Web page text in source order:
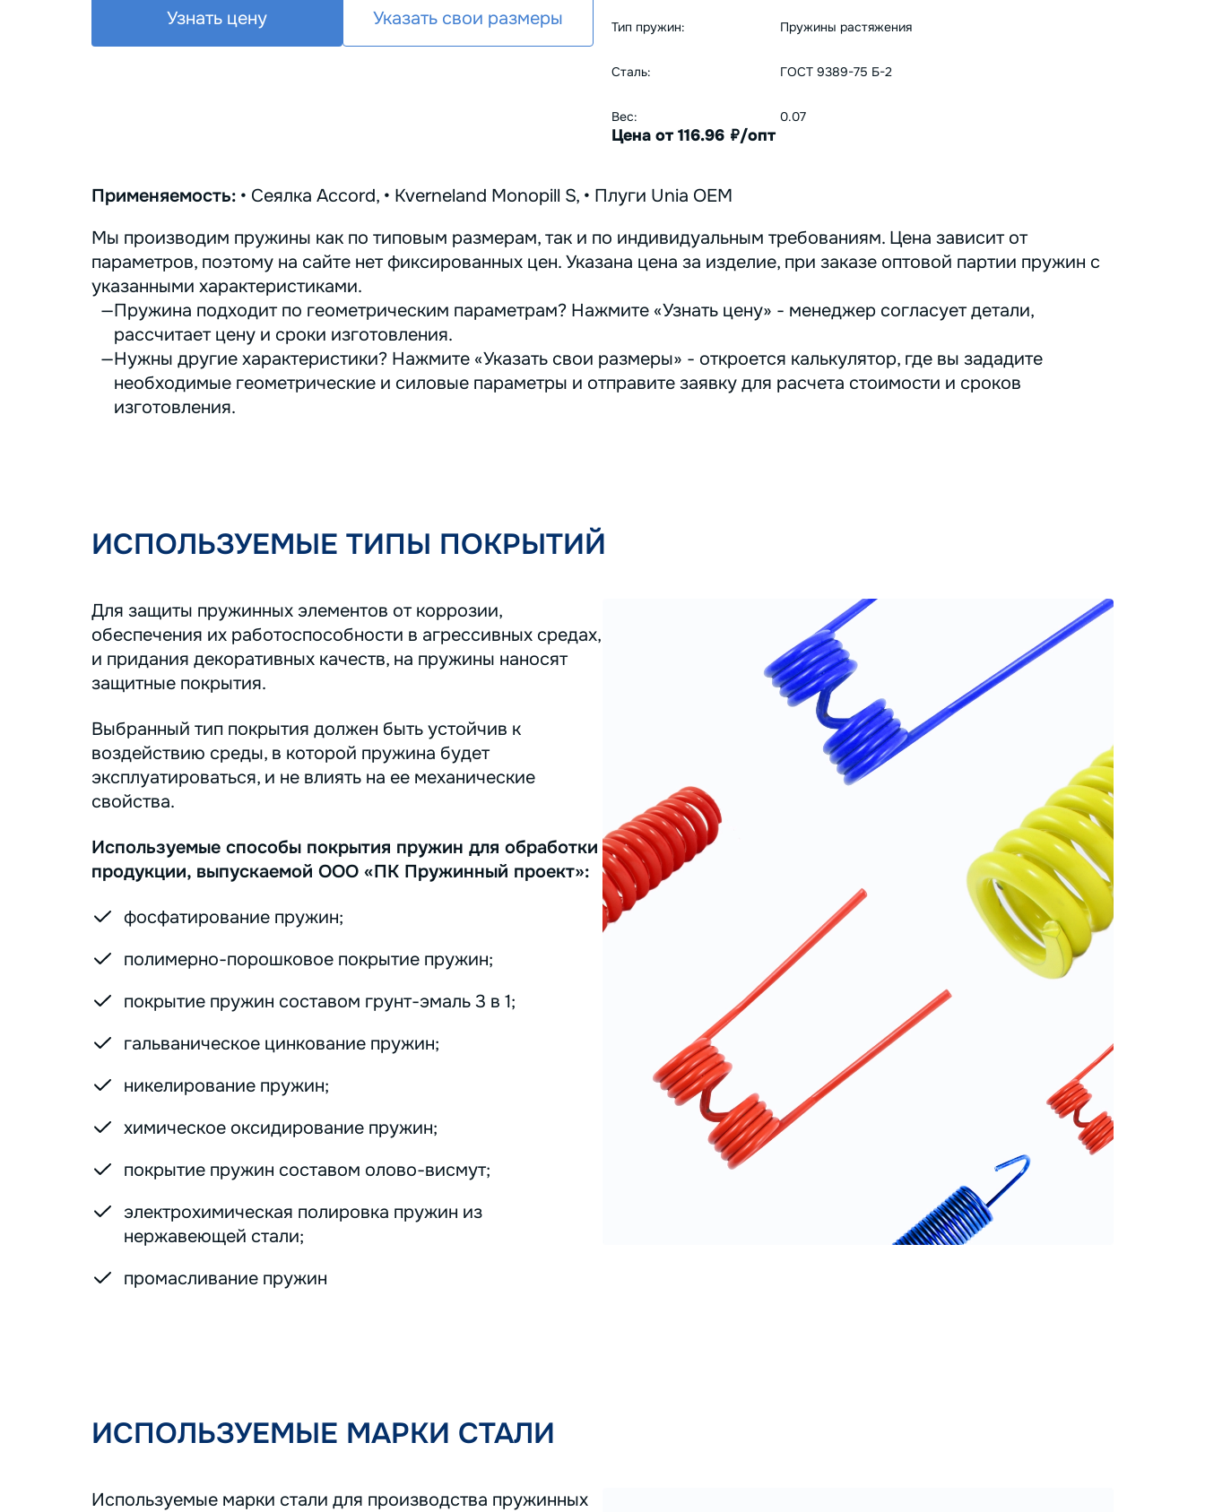
Тип пружин: Пружины растяжения
Сталь: ГОСТ 9389-75 Б-2
Вес: 0.07
Цена от 116.96 руб./опт
Узнать цену Указать свои размеры
Применяемость: • Сеялка Accord, • Kverneland Monopill S, • Плуги Unia OEM
Мы производим пружины как по типовым размерам, так и по индивидуальным требованиям. Цена зависит от
параметров, поэтому на сайте нет фиксированных цен. Указана цена за изделие, при заказе оптовой партии пружин с
указанными характеристиками.
Пружина подходит по геометрическим параметрам? Нажмите «Узнать цену» - менеджер согласует детали,
рассчитает цену и сроки изготовления.
Нужны другие характеристики? Нажмите «Указать свои размеры» - откроется калькулятор, где вы зададите
необходимые геометрические и силовые параметры и отправите заявку для расчета стоимости и сроков
изготовления.
ИСПОЛЬЗУЕМЫЕ ТИПЫ ПОКРЫТИЙ
Для защиты пружинных элементов от коррозии,
обеспечения их работоспособности в агрессивных средах,
и придания декоративных качеств, на пружины наносят
защитные покрытия.
Выбранный тип покрытия должен быть устойчив к
воздействию среды, в которой пружина будет
эксплуатироваться, и не влиять на ее механические
свойства.
Используемые способы покрытия пружин для обработки
продукции, выпускаемой ООО «ПК Пружинный проект»:
фосфатирование пружин;
полимерно-порошковое покрытие пружин;
покрытие пружин составом грунт-эмаль 3 в 1;
гальваническое цинкование пружин;
никелирование пружин;
химическое оксидирование пружин;
покрытие пружин составом олово-висмут;
электрохимическая полировка пружин из
нержавеющей стали;
промасливание пружин
ИСПОЛЬЗУЕМЫЕ МАРКИ СТАЛИ
Используемые марки стали для производства пружинных